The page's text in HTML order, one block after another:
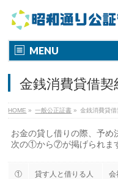
MENU
金銭消費貸借契
HOME » 一般公正証書 » 金銭消費貸借
お金の貸し借りの際、予め
次の①から⑦が掲げられま
① 貸す人と借りる人 会